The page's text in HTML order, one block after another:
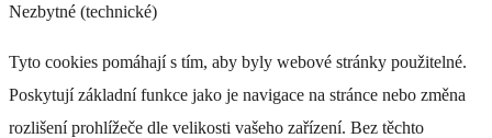
Nezbytné (technické)
Tyto cookies pomáhají s tím, aby byly webové stránky použitelné.
Poskytují základní funkce jako je navigace na stránce nebo změna
rozlišení prohlížeče dle velikosti vašeho zařízení. Bez těchto